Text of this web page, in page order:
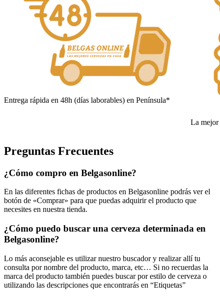
Entrega rápida en 48h (días laborables) en Península*
La mejor
Preguntas Frecuentes
¿Cómo compro en Belgasonline?
En las diferentes fichas de productos en Belgasonline podrás ver el
botón de «Comprar» para que puedas adquirir el producto que
necesites en nuestra tienda.
¿Cómo puedo buscar una cerveza determinada en
Belgasonline?
Lo más aconsejable es utilizar nuestro buscador y realizar allí tu
consulta por nombre del producto, marca, etc… Si no recuerdas la
marca del producto también puedes buscar por estilo de cerveza o
utilizando las descripciones que encontrarás en “Etiquetas”